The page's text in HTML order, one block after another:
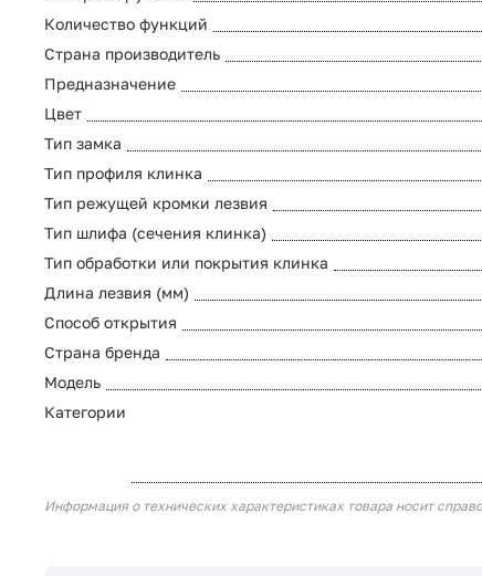
Количество функций
Страна производитель
Предназначение
Цвет
Тип замка
Тип профиля клинка
Тип режущей кромки лезвия
Тип шлифа (сечения клинка)
Тип обработки или покрытия клинка
Длина лезвия (мм)
Способ открытия
Страна бренда
Модель
Категории
Информация о технических характеристиках товара носит